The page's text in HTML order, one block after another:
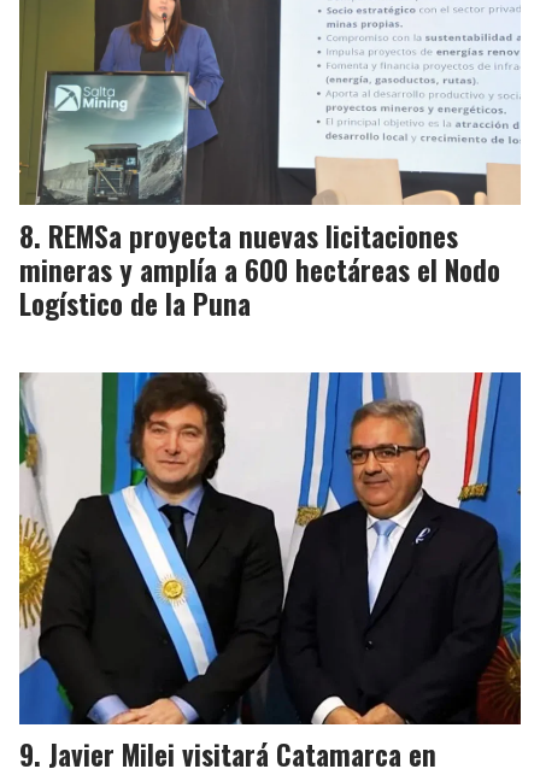
REMSa proyecta nuevas licitaciones
mineras y amplía a 600 hectáreas el Nodo
Logístico de la Puna
Javier Milei visitará Catamarca en